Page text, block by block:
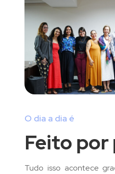
O dia a dia é
Feito por
Tudo isso acontece